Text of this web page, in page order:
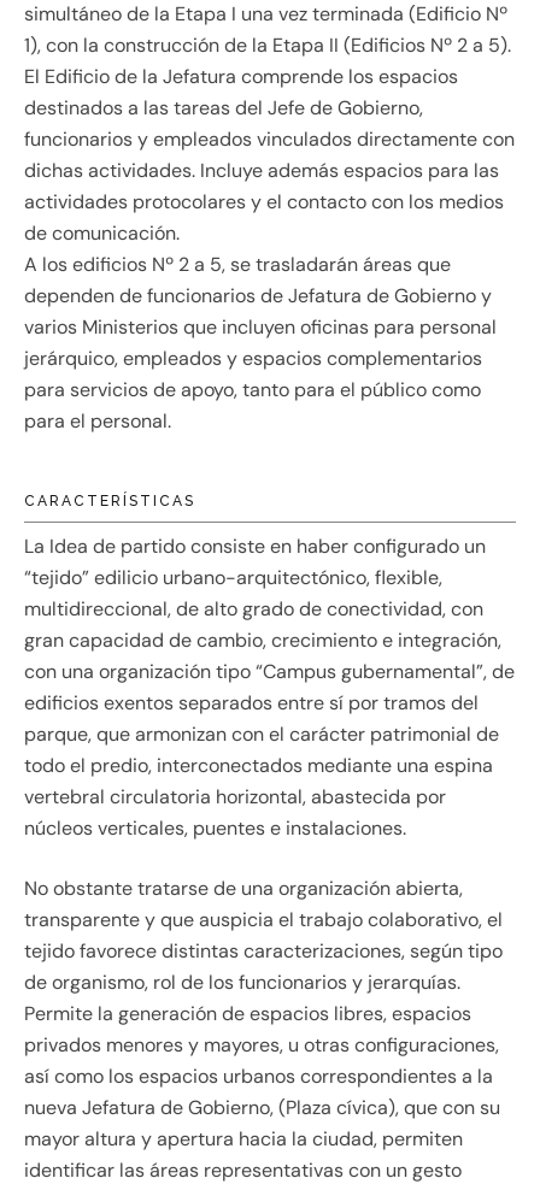
simultáneo de la Etapa I una vez terminada (Edificio Nº
1), con la construcción de la Etapa II (Edificios Nº 2 a 5).
El Edificio de la Jefatura comprende los espacios
destinados a las tareas del Jefe de Gobierno,
funcionarios y empleados vinculados directamente con
dichas actividades. Incluye además espacios para las
actividades protocolares y el contacto con los medios
de comunicación.
A los edificios Nº 2 a 5, se trasladarán áreas que
dependen de funcionarios de Jefatura de Gobierno y
varios Ministerios que incluyen oficinas para personal
jerárquico, empleados y espacios complementarios
para servicios de apoyo, tanto para el público como
para el personal.
CARACTERÍSTICAS
La Idea de partido consiste en haber configurado un
“tejido” edilicio urbano-arquitectónico, flexible,
multidireccional, de alto grado de conectividad, con
gran capacidad de cambio, crecimiento e integración,
con una organización tipo “Campus gubernamental”, de
edificios exentos separados entre sí por tramos del
parque, que armonizan con el carácter patrimonial de
todo el predio, interconectados mediante una espina
vertebral circulatoria horizontal, abastecida por
núcleos verticales, puentes e instalaciones.
No obstante tratarse de una organización abierta,
transparente y que auspicia el trabajo colaborativo, el
tejido favorece distintas caracterizaciones, según tipo
de organismo, rol de los funcionarios y jerarquías.
Permite la generación de espacios libres, espacios
privados menores y mayores, u otras configuraciones,
así como los espacios urbanos correspondientes a la
nueva Jefatura de Gobierno, (Plaza cívica), que con su
mayor altura y apertura hacia la ciudad, permiten
identificar las áreas representativas con un gesto